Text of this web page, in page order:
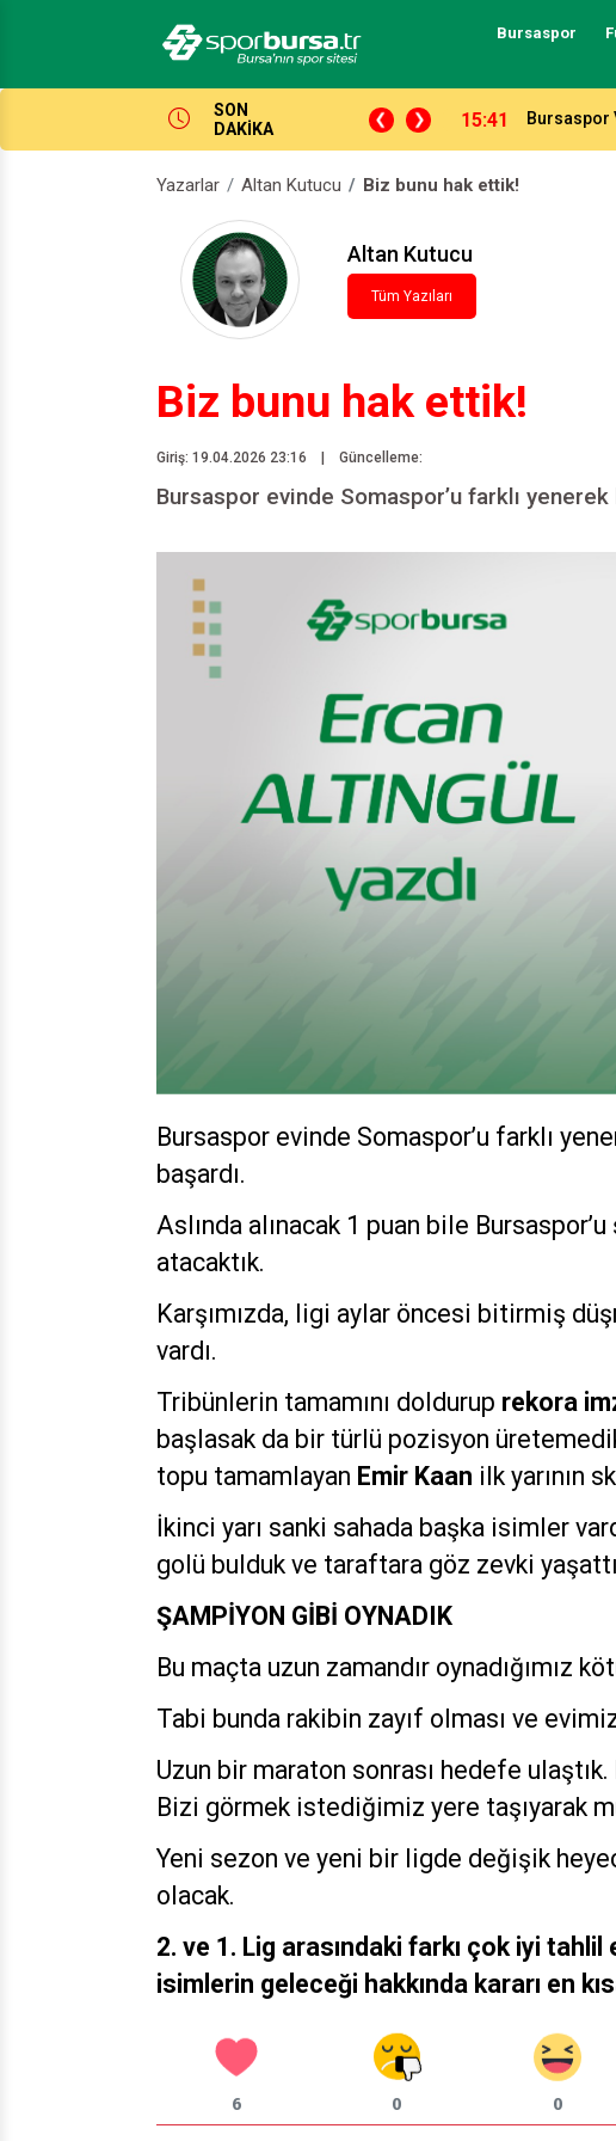
Bursaspor
SON
DAKİKA
15:41 Bursaspor
Yazarlar Altan Kutucu Biz bunu hak ettik!
Altan Kutucu
Tüm Yazıları
Biz bunu hak ettik!
Giriş: 19.04.2026 23:16 Güncelleme:
Bursaspor evinde Somaspor’u farklı
Bursaspor evinde Somaspor’u farklı
başardı.
Aslında alınacak 1 puan bile
atacaktık.
Karşımızda, ligi aylar öncesi bitirmiş
vardı.
Tribünlerin tamamını doldurup rekora
başlasak da bir türlü pozisyon
topu tamamlayan Emir Kaan ilk yarının
İkinci yarı sanki sahada başka isimler
golü bulduk ve taraftara göz zevki
ŞAMPİYON GİBİ OYNADIK
Bu maçta uzun zamandır oynadığımız
Tabi bunda rakibin zayıf olması ve
Uzun bir maraton sonrası hedefe ulaştık.
Bizi görmek istediğimiz yere taşıyarak
Yeni sezon ve yeni bir ligde değişik
olacak.
2. ve 1. Lig arasındaki farkı çok iyi
isimlerin geleceği hakkında kararı en
6 0 0